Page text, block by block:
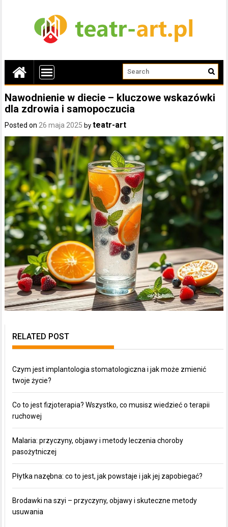
Nawodnienie w diecie – kluczowe wskazówki
dla zdrowia i samopoczucia
Posted on 26 maja 2025 byteatr-art
RELATED POST
Czym jest implantologia stomatologiczna i jak może zmienić
twoje życie?
Co to jest fizjoterapia? Wszystko, co musisz wiedzieć o terapii
ruchowej
Malaria: przyczyny, objawy i metody leczenia choroby
pasożytniczej
Płytka nazębna: co to jest, jak powstaje i jak jej zapobiegać?
Brodawki na szyi – przyczyny, objawy i skuteczne metody
usuwania